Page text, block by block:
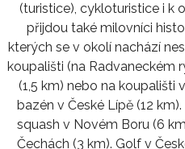
(turistice), cykloturistice i k
přijdou také milovníci
kterých se v okolí nachází
koupališti (na Radvaneckém
(1,5 km) nebo na koupališti
bazén v České Lípě (12
squash v Novém Boru (6
Čechách (3 km). Golf v